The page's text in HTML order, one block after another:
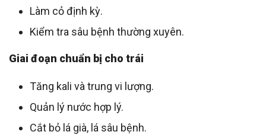
Làm cỏ định kỳ.
Kiểm tra sâu bệnh thường xuyên.
Giai đoạn chuẩn bị cho trái
Tăng kali và trung vi lượng.
Quản lý nước hợp lý.
Cắt bỏ lá già, lá sâu bệnh.